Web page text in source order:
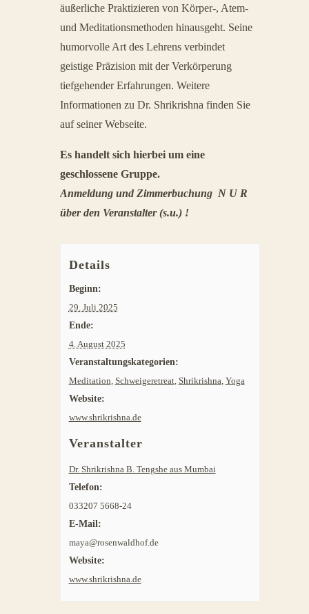
äußerliche Praktizieren von Körper-, Atem-
und Meditationsmethoden hinausgeht. Seine
humorvolle Art des Lehrens verbindet
geistige Präzision mit der Verkörperung
tiefgehender Erfahrungen. Weitere
Informationen zu Dr. Shrikrishna finden Sie
auf seiner Webseite.
Es handelt sich hierbei um eine
geschlossene Gruppe.
Anmeldung und Zimmerbuchung N U R
über den Veranstalter (s.u.) !
Details
Beginn:
29. Juli 2025
Ende:
4. August 2025
Veranstaltungskategorien:
Meditation Schweigeretreat, Shrikrishna Yoga
Website:
www.shrikrishna.de
Veranstalter
Dr. Shrikrishna B. Tengshe aus Mumbai
Telefon:
033207 5668-24
E-Mail:
maya@rosenwaldhof.de
Website:
www.shrikrishna.de